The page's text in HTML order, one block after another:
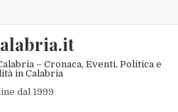
– Cronaca, Eventi, Politica e
in Calabria
dal 1999